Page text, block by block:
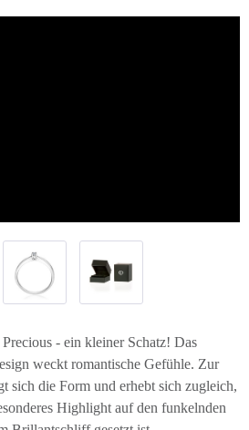
- ein kleiner Schatz! Das
weckt romantische Gefühle. Zur
sich die Form und erhebt sich zugleich,
Highlight auf den funkelnden